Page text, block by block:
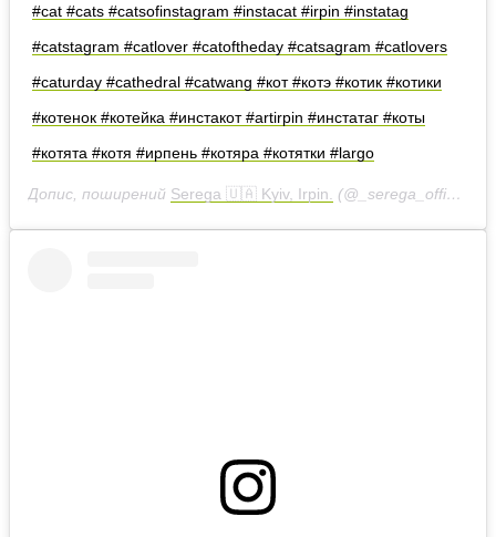
#cat #cats #catsofinstagram #instacat #irpin #instatag
#catstagram #catlover #catoftheday #catsagram #catlovers
#caturday #cathedral #catwang #кот #котэ #котик #котики
#котенок #котейка #инстакот #artirpin #инстатаг #коты
#котята #котя #ирпень #котяра #котятки #largo
Допис, поширений Serega 🇺🇦 Kyiv, Irpin. (@_serega_official)